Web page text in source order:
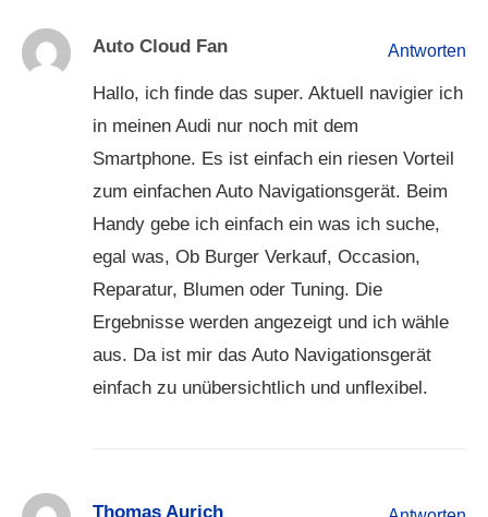
Auto Cloud Fan Antworten
Hallo, ich finde das super. Aktuell navigier ich
in meinen Audi nur noch mit dem
Smartphone. Es ist einfach ein riesen Vorteil
zum einfachen Auto Navigationsgerät. Beim
Handy gebe ich einfach ein was ich suche,
egal was, Ob Burger Verkauf, Occasion,
Reparatur, Blumen oder Tuning. Die
Ergebnisse werden angezeigt und ich wähle
aus. Da ist mir das Auto Navigationsgerät
einfach zu unübersichtlich und unflexibel.
Thomas Aurich